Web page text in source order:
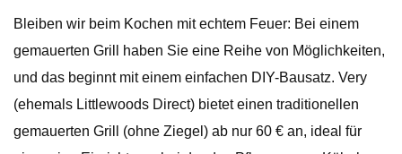
Bleiben wir beim Kochen mit echtem Feuer: Bei einem
gemauerten Grill haben Sie eine Reihe von Möglichkeiten,
und das beginnt mit einem einfachen DIY-Bausatz. Very
(ehemals Littlewoods Direct) bietet einen traditionellen
gemauerten Grill (ohne Ziegel) ab nur 60 € an, ideal für